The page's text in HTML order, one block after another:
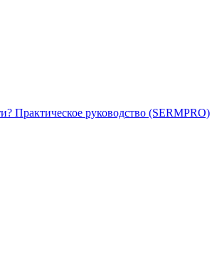
Практическое руководство (SERMPRO)